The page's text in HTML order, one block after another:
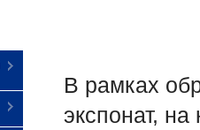
В рамках
экспонат,